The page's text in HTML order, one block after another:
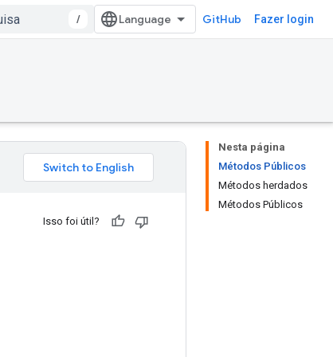
/ GitHub Fazer login
Nesta página
Métodos Públicos
Métodos herdados
Métodos Públicos
Isso foi útil?